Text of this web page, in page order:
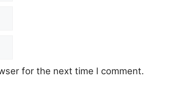
for the next time I comment.